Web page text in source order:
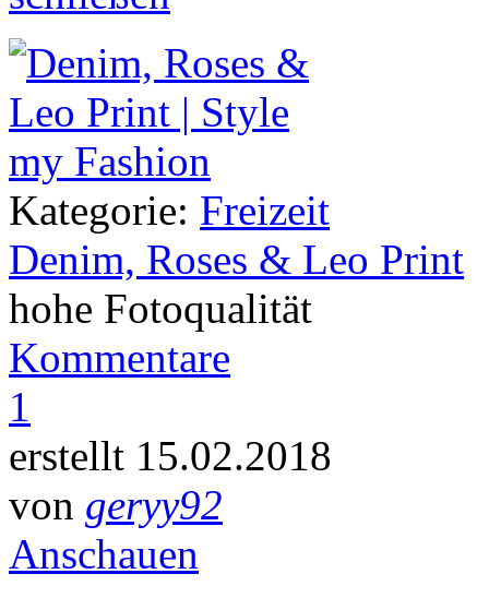
Kategorie: Freizeit
Denim, Roses & Leo Print
hohe Fotoqualität
Kommentare
1
erstellt 15.02.2018
von geryy92
Anschauen